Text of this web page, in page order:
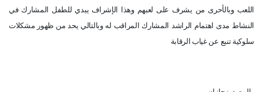
اللعب وبالأحرى من يشرف على لعبهم وهذا الإشراف يبدي للطفل المشارك في
النشاط مدى اهتمام الراشد المشارك المراقب له وبالتالي يحد من ظهور مشكلات
سلوكية تنبع عن غياب الرقابة